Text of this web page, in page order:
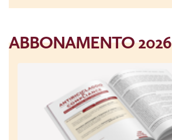
ABBONAMENTO 2026